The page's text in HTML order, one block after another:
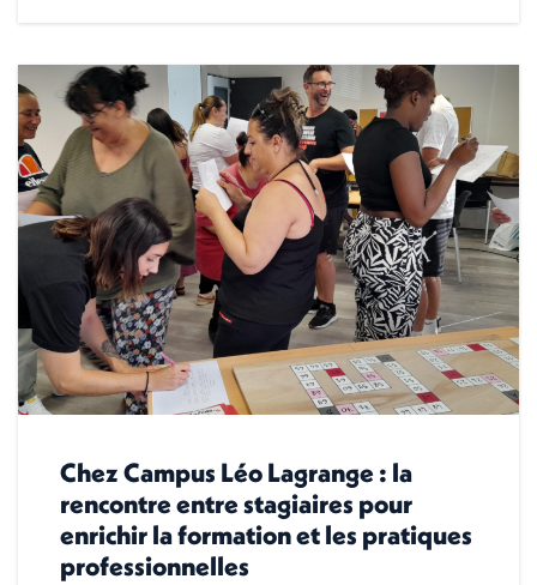
Chez Campus Léo Lagrange : la
rencontre entre stagiaires pour
enrichir la formation et les pratiques
professionnelles